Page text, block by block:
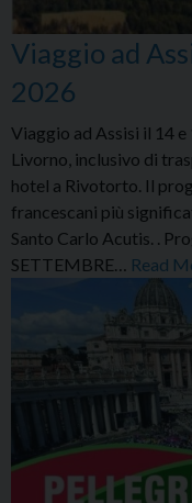
Viaggio ad
2026
Viaggio ad Assisi il 14
Livorno, inclusivo di
hotel a Rivotorto. Il
francescani più
Santo Carlo Acutis. .
SETTEMBRE… Read